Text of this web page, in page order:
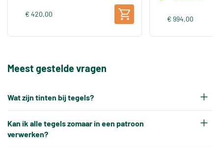
€ 420,00
€ 994,00
Meest gestelde vragen
Wat zijn tinten bij tegels?
een eigen tintnummer. Omdat keramische tegels
Kan ik alle tegels zomaar in een patroon
verwerken?